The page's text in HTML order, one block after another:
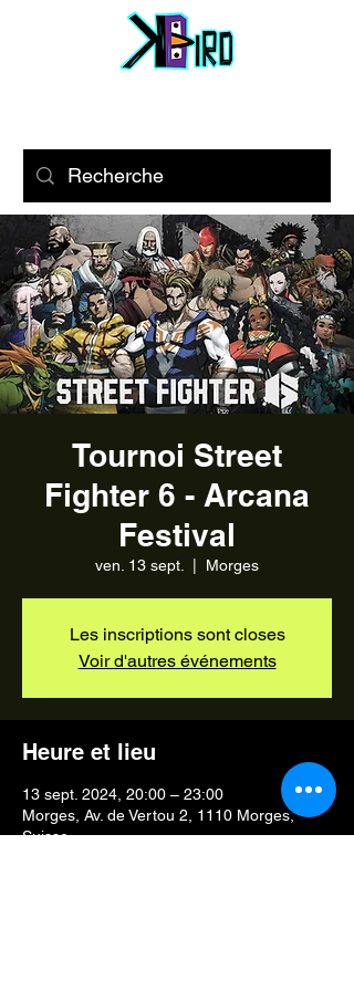
Tournoi Street
Fighter 6 - Arcana
Festival
ven. 13 sept. Morges
Les inscriptions sont closes
Voir d'autres événements
Heure et lieu
13 sept. 2024, 20:00 – 23:00
Morges, Av. de Vertou 2, 1110 Morges,
Suisse